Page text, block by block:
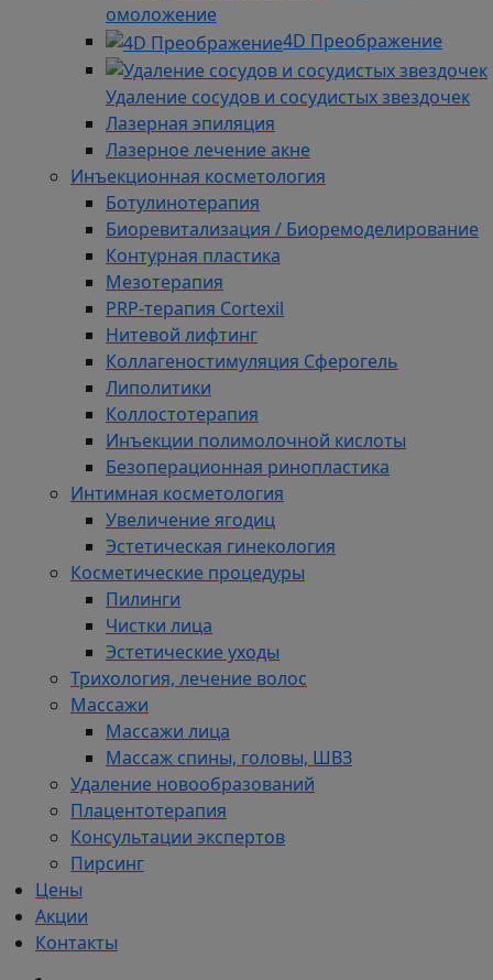
омоложение
4D Преображение
Удаление сосудов и сосудистых звездочек
Лазерная эпиляция
Лазерное лечение акне
Инъекционная косметология
Ботулинотерапия
Биоревитализация / Биоремоделирование
Контурная пластика
Мезотерапия
PRP-терапия Cortexil
Нитевой лифтинг
Коллагеностимуляция Сферогель
Липолитики
Коллостотерапия
Инъекции полимолочной кислоты
Безоперационная ринопластика
Интимная косметология
Увеличение ягодиц
Эстетическая гинекология
Косметические процедуры
Пилинги
Чистки лица
Эстетические уходы
Трихология, лечение волос
Массажи
Массажи лица
Массаж спины, головы, ШВЗ
Удаление новообразований
Плацентотерапия
Консультации экспертов
Пирсинг
Цены
Акции
Контакты